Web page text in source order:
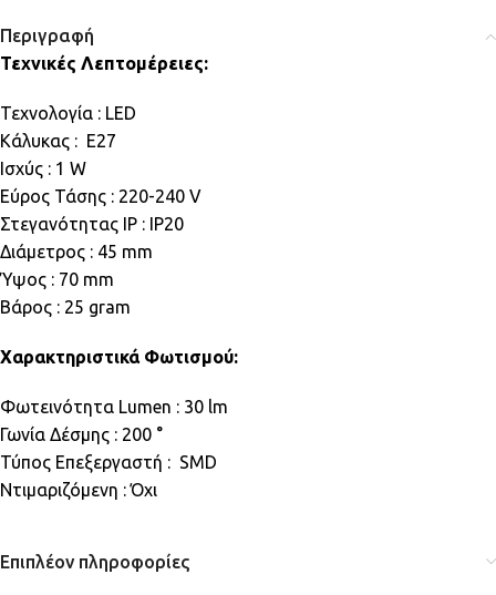
Περιγραφή
Τεχνικές Λεπτομέρειες:
Τεχνολογία : LED
Κάλυκας : E27
Ισχύς : 1 W
Εύρος Τάσης : 220-240 V
Στεγανότητας IP : IP20
Διάμετρος : 45 mm
Ύψος : 70 mm
Βάρος : 25 gram
Χαρακτηριστικά Φωτισμού:
Φωτεινότητα Lumen : 30 lm
Γωνία Δέσμης : 200 °
Τύπος Επεξεργαστή : SMD
Ντιμαριζόμενη : Όχι
Επιπλέον πληροφορίες